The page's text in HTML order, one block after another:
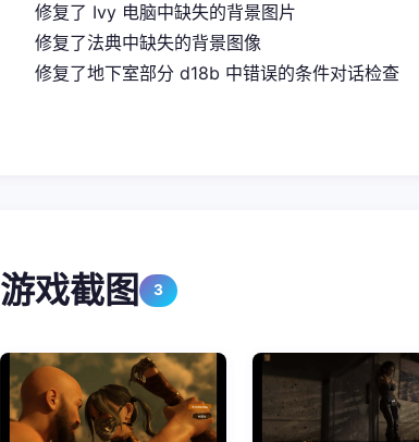
修复了 Ivy 电脑中缺失的背景图片
修复了法典中缺失的背景图像
修复了地下室部分 d18b 中错误的条件对话检查
游戏截图 3